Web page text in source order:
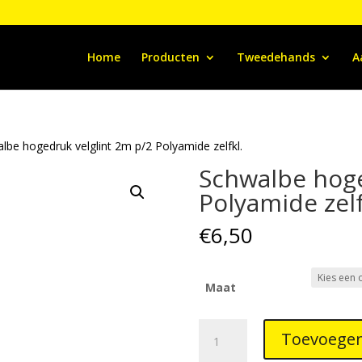
Home Producten Tweedehands
hogedruk velglint 2m p/2 Polyamide zelfkl.
Schwalbe
Polyamide
€6,50
Maat
hogedruk